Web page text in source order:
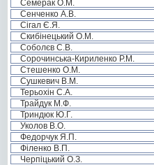
Семерак О.М.
Сенченко А.В.
Сігал Є.Я.
Скибінецький О.М.
Соболєв С.В.
Сорочинська-Кириленко Р.М.
Стешенко О.М.
Сушкевич В.М.
Терьохін С.А.
Трайдук М.Ф.
Триндюк Ю.Г.
Уколов В.О.
Федорчук Я.П.
Філенко В.П.
Черпіцький О.З.